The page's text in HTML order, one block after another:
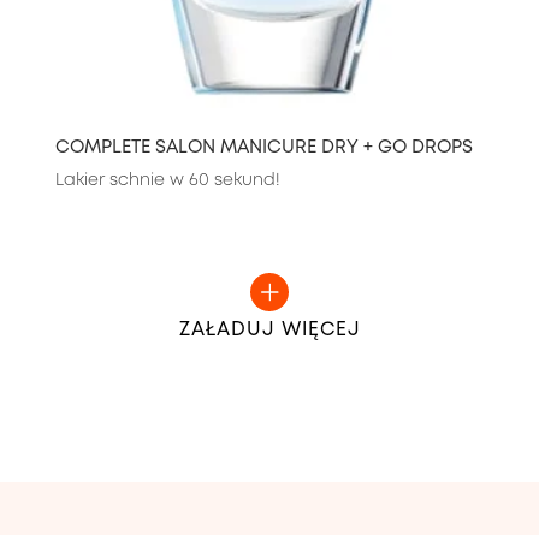
COMPLETE SALON MANICURE DRY + GO DROPS
Lakier schnie w 60 sekund!
ZAŁADUJ WIĘCEJ